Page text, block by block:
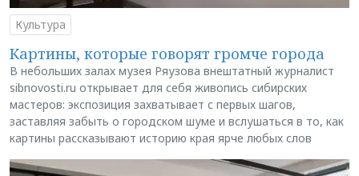
Культура
Картины, которые говорят громче города
В небольших залах музея Ряузова внештатный журналист
sibnovosti.ru открывает для себя живопись сибирских
мастеров: экспозиция захватывает с первых шагов,
заставляя забыть о городском шуме и вслушаться в то, как
картины рассказывают историю края ярче любых слов